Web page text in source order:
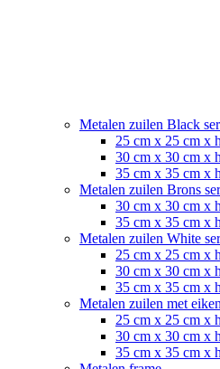
Metalen zuilen Black
25 cm x 25 cm x
30 cm x 30 cm x
35 cm x 35 cm x
Metalen zuilen Brons
30 cm x 30 cm x
35 cm x 35 cm x
Metalen zuilen White
25 cm x 25 cm x
30 cm x 30 cm x
35 cm x 35 cm x
Metalen zuilen met
25 cm x 25 cm x
30 cm x 30 cm x
35 cm x 35 cm x